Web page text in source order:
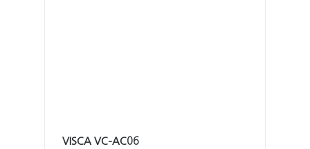
VISCA VC-AC06